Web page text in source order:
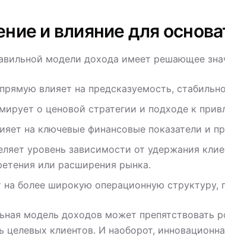
и влияние для
модели дохода имеет решающее
влияет на предсказуемость,
о ценовой стратегии и подходе к
на ключевые финансовые показатели и
уровень зависимости от удержания
или расширения рынка.
на более широкую операционную
модель доходов может препятствовать
целевых клиентов. И наоборот,